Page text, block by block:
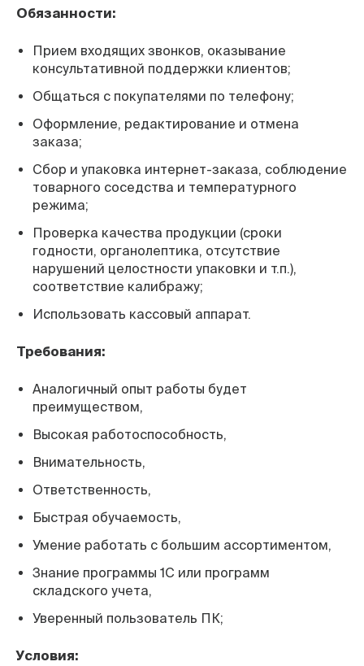
Обязанности:
Прием входящих звонков, оказывание
консультативной поддержки клиентов;
Общаться с покупателями по телефону;
Оформление, редактирование и отмена
заказа;
Сбор и упаковка интернет-заказа, соблюдение
товарного соседства и температурного
режима;
Проверка качества продукции (сроки
годности, органолептика, отсутствие
нарушений целостности упаковки и т.п.),
соответствие калибражу;
Использовать кассовый аппарат.
Требования:
Аналогичный опыт работы будет
преимуществом,
Высокая работоспособность,
Внимательность,
Ответственность,
Быстрая обучаемость,
Умение работать с большим ассортиментом,
Знание программы 1С или программ
складского учета,
Уверенный пользователь ПК;
Условия: